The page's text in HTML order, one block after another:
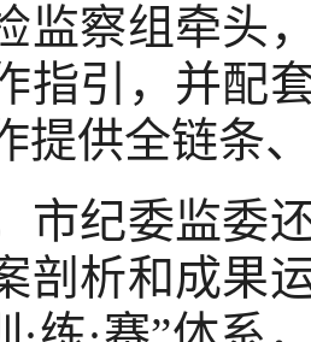
监察组牵头
指引，并配
提供全链条
纪委监委还
剖析和成果